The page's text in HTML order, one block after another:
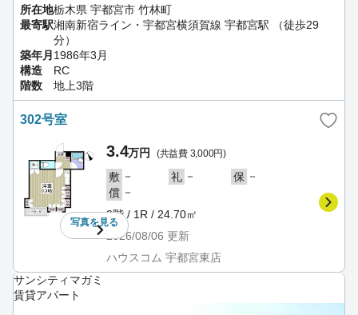
所在地栃木県 宇都宮市 竹林町
最寄駅湘南新宿ライン・宇都宮横須賀線 宇都宮駅 （徒歩29
分）
築年月1986年3月
構造
RC
階数
地上3階
302号室
写真を見る
3.4万円 (共益費 3,000円)
敷 － 礼 － 保 －
償 －
3階 / 1R / 24.70㎡
2026/08/06 更新
ハウスコム 宇都宮東店
サンシティマガミ
賃貸アパート